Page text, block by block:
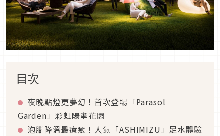
目次
夜晚點燈更夢幻！首次登場「Parasol
Garden」彩虹陽傘花園
泡腳降溫最療癒！人氣「ASHIMIZU」足水體驗